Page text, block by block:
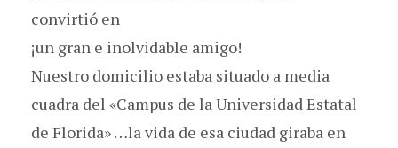
convirtió en
¡un gran e inolvidable amigo!
Nuestro domicilio estaba situado a media
cuadra del «Campus de la Universidad Estatal
de Florida» …la vida de esa ciudad giraba en